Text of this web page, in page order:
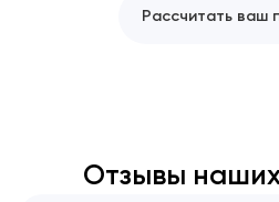
Рассчитать ваш
Отзывы